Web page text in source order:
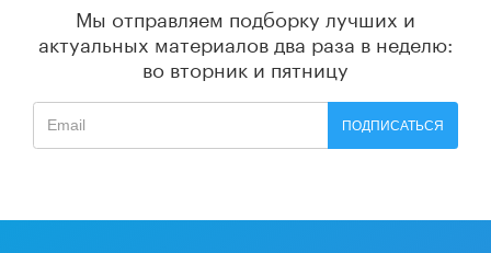
Мы отправляем подборку лучших и
актуальных материалов два раза в неделю:
во вторник и пятницу
ПОДПИСАТЬСЯ